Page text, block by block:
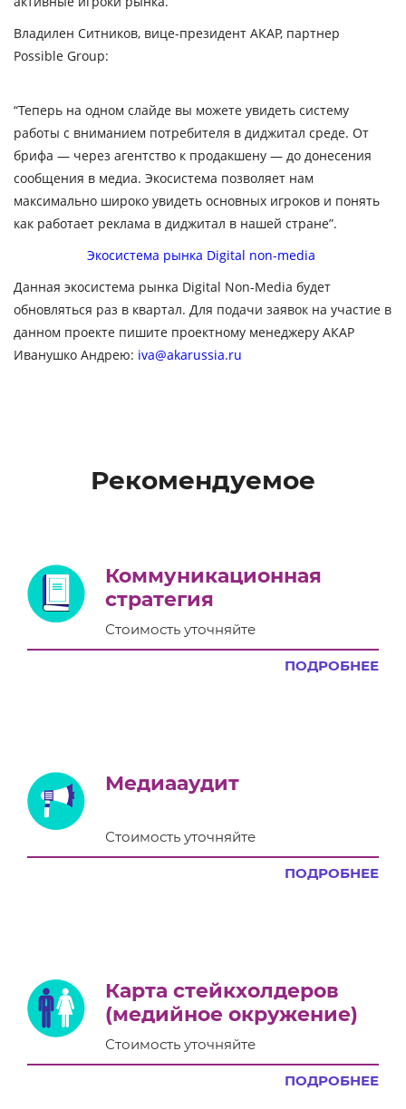
Владилен Ситников, вице-президент АКАР, партнер
Possible Group:
“Теперь на одном слайде вы можете увидеть систему
работы с вниманием потребителя в диджитал среде. От
брифа — через агентство к продакшену — до донесения
сообщения в медиа. Экосистема позволяет нам
максимально широко увидеть основных игроков и понять
как работает реклама в диджитал в нашей стране”.
Экосистема рынка Digital non-media
Данная экосистема рынка Digital Non-Media будет
обновляться раз в квартал. Для подачи заявок на участие в
данном проекте пишите проектному менеджеру АКАР
Иванушко Андрею: iva@akarussia.ru
Рекомендуемое
Коммуникационная
стратегия
Стоимость уточняйте
ПОДРОБНЕЕ
Медиааудит
Стоимость уточняйте
ПОДРОБНЕЕ
Карта стейкхолдеров
(медийное окружение)
Стоимость уточняйте
ПОДРОБНЕЕ